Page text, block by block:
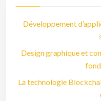
Développement
Design graphique et
La technologie